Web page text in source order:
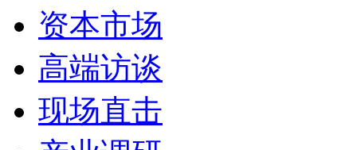
资本市场
高端访谈
现场直击